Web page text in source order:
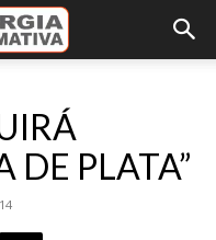
DE PLATA”